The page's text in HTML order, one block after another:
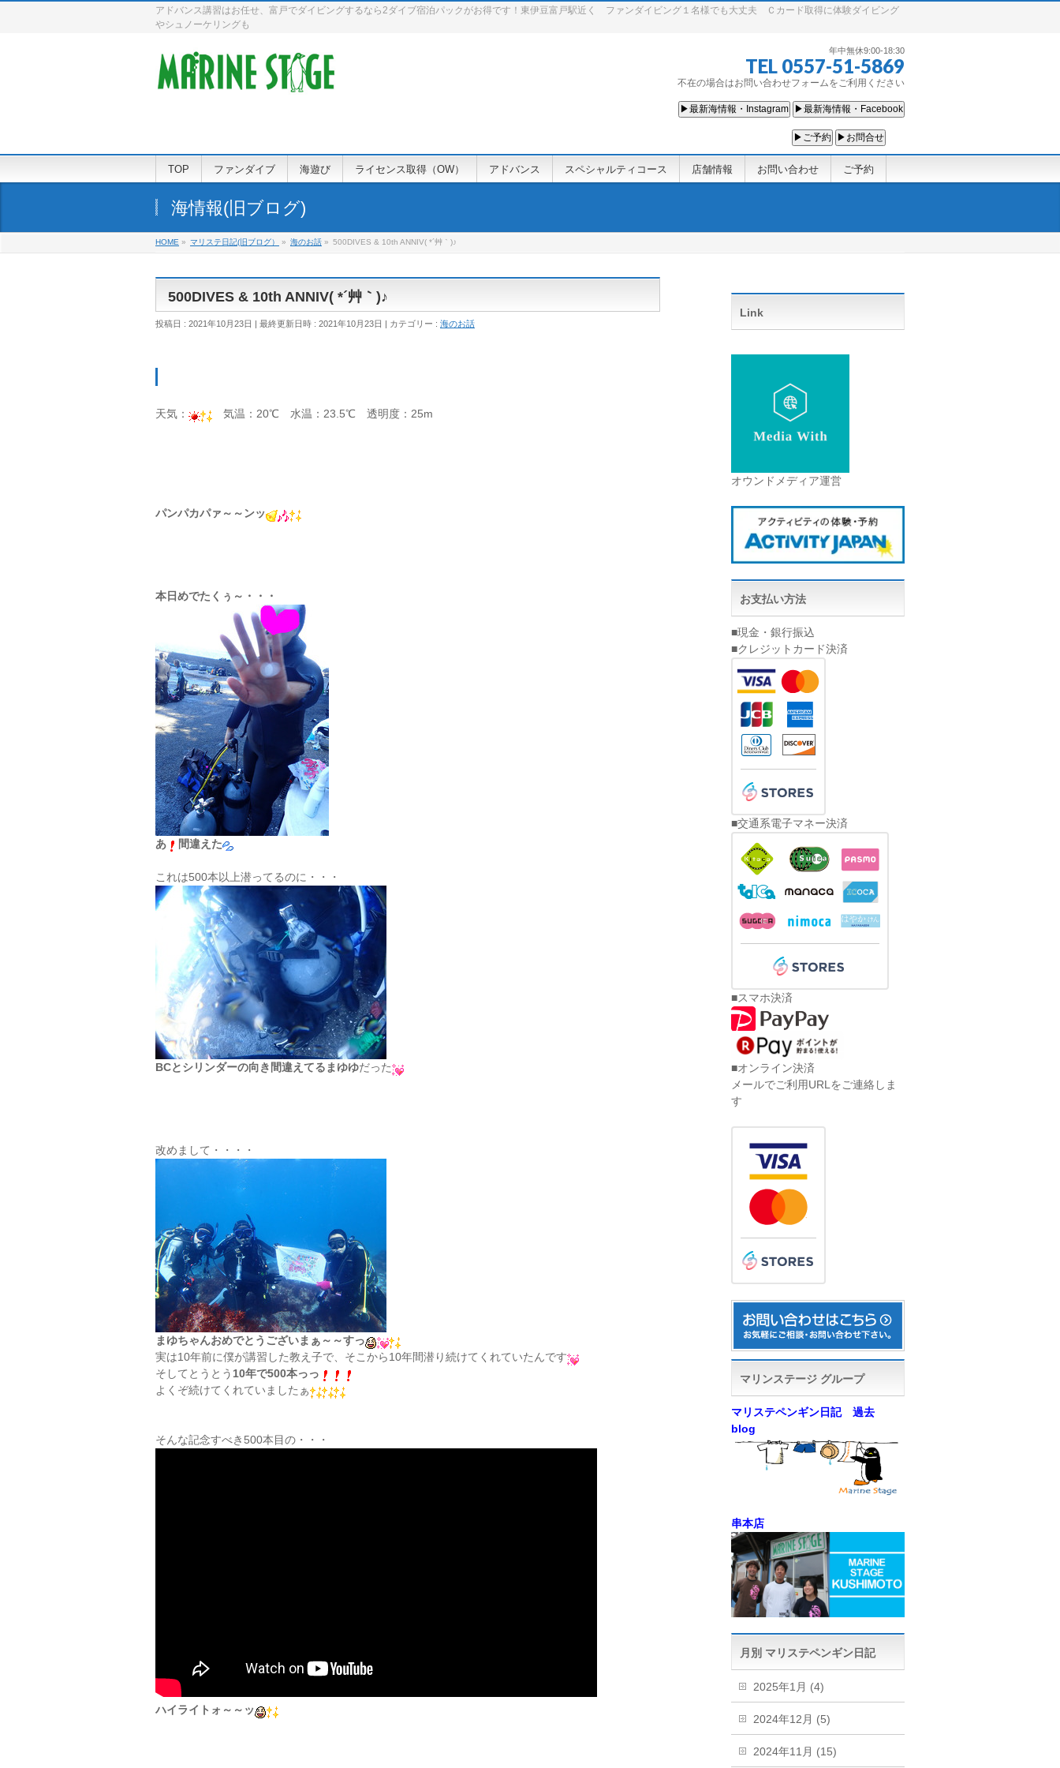
アドバンス講習はお任せ、富戸でダイビングするなら2ダイブ宿泊パックがお得です！東伊豆富戸駅近く ファンダイビング１名様でも大丈夫 Ｃカード取得に体験ダイビング
やシュノーケリングも
年中無休9:00-18:30
TEL 0557-51-5869
不在の場合はお問い合わせフォームをご利用ください
▶最新海情報・Instagram ▶最新海情報・Facebook
▶ご予約 ▶お問合せ
TOP ファンダイブ 海遊び ライセンス取得（OW） アドバンス スペシャルティコース 店舗情報 お問い合わせ ご予約
海情報(旧ブログ)
HOME » マリステ日記(旧ブログ） » 海のお話 » 500DIVES & 10th ANNIV( *´艸｀)♪
500DIVES & 10th ANNIV( *´艸｀)♪
投稿日 : 2021年10月23日 最終更新日時 : 2021年10月23日 カテゴリー : 海のお話
天気： 気温：20℃ 水温：23.5℃ 透明度：25m
パンパカパァ～～ンッ
本日めでたくぅ～・・・
あ 間違えた
これは500本以上潜ってるのに・・・
BCとシリンダーの向き間違えてるまゆゆだった
改めまして・・・・
まゆちゃんおめでとうございまぁ～～すっ
実は10年前に僕が講習した教え子で、そこから10年間潜り続けてくれていたんです
そしてとうとう 10年で500本っっ
よくぞ続けてくれていましたぁ
そんな記念すべき500本目の・・・
ハイライトォ～～ッ
Link
オウンドメディア運営
お支払い方法
■現金・銀行振込
■クレジットカード決済
■交通系電子マネー決済
■スマホ決済
■オンライン決済
メールでご利用URLをご連絡しま
す
マリンステージ グループ
マリステペンギン日記 過去
blog
串本店
月別 マリステペンギン日記
2025年1月 (4)
2024年12月 (5)
2024年11月 (15)